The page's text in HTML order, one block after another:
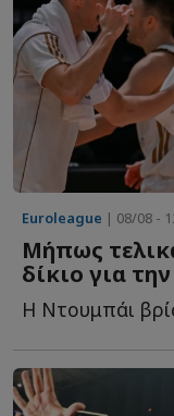
Euroleague | 08/08 -
Μήπως
δίκιο για